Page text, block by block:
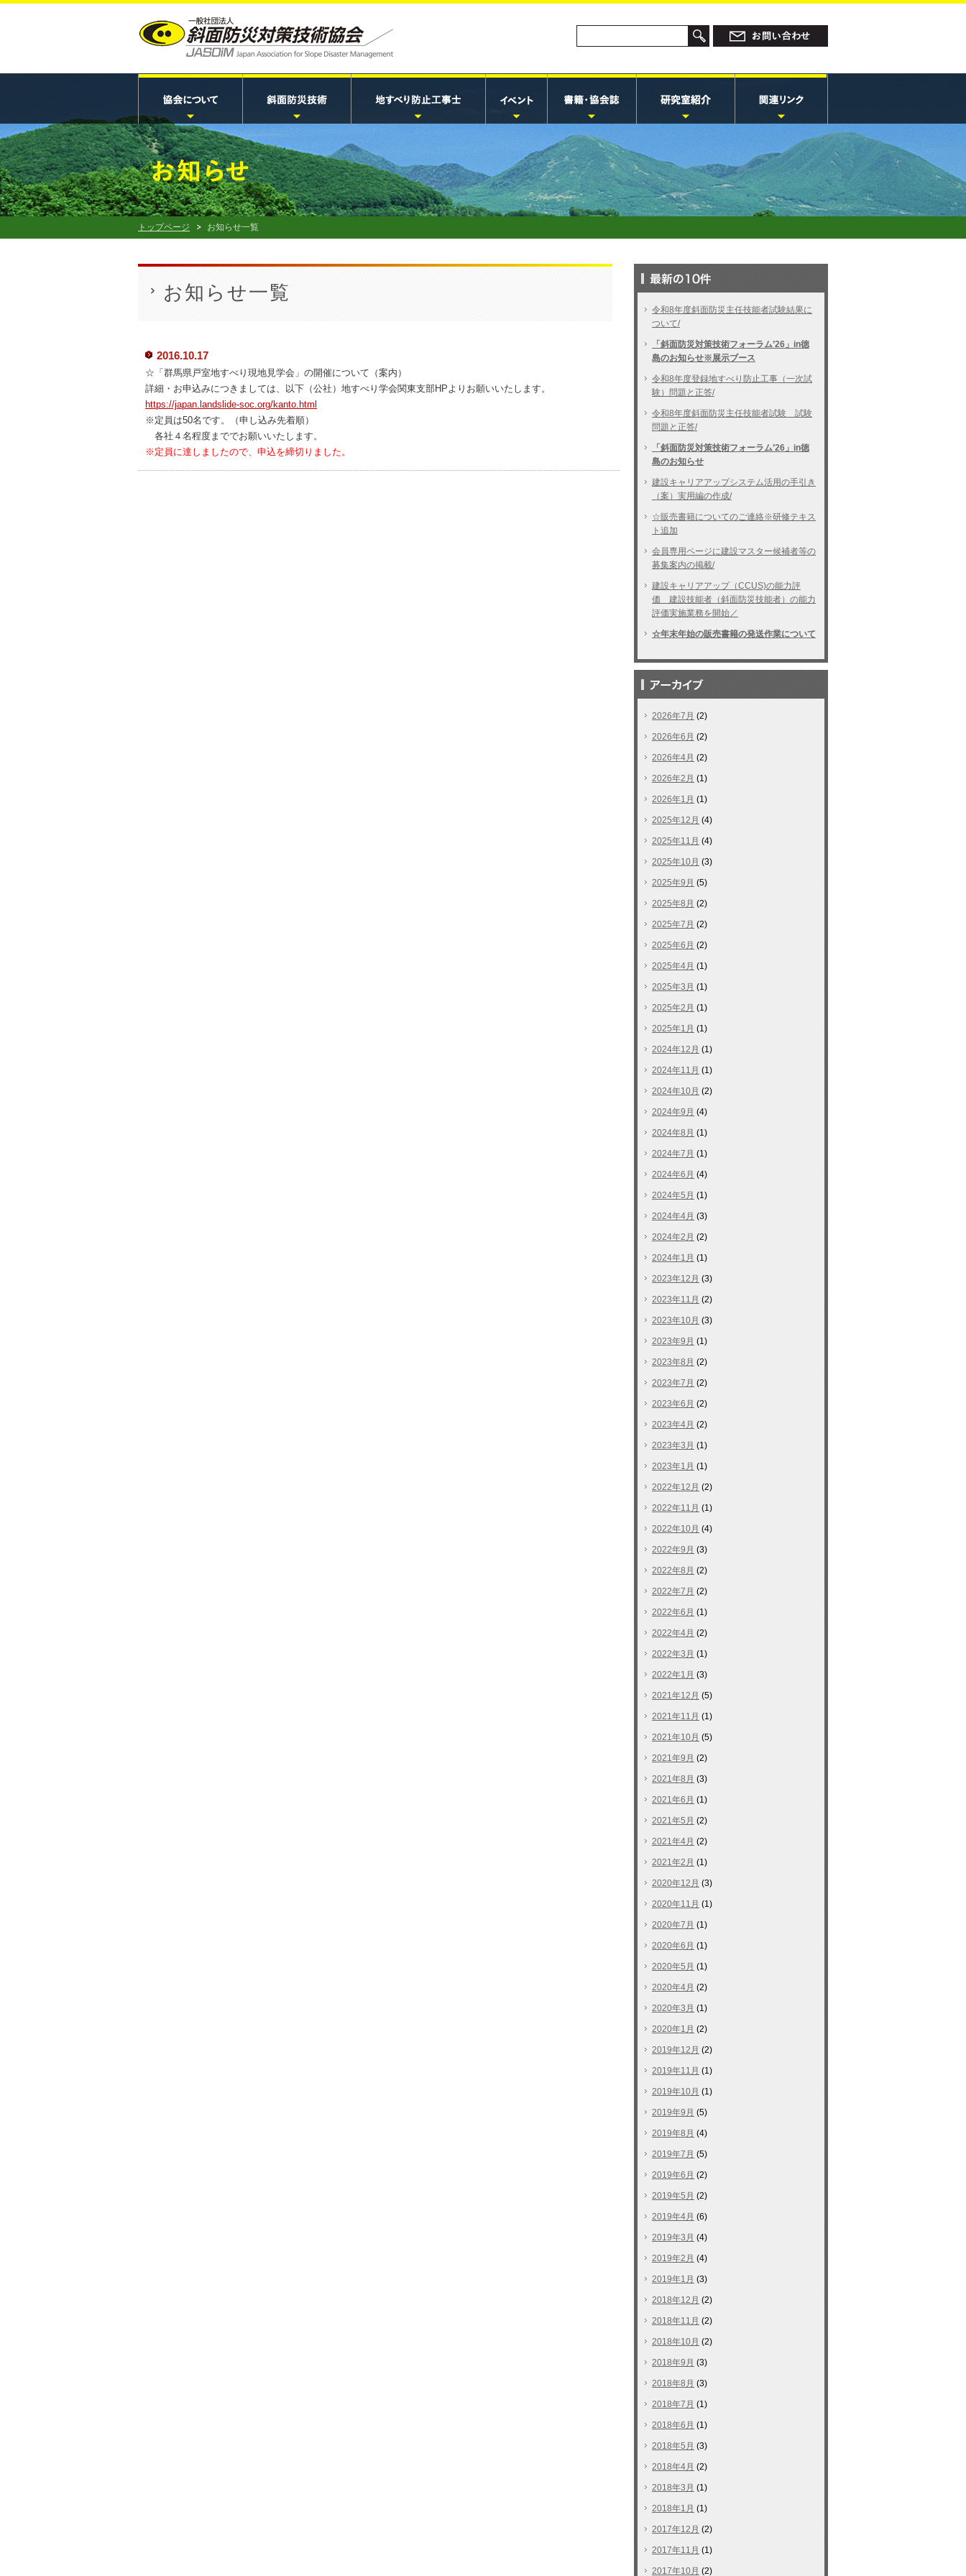
トップページ お知らせ一覧
お知らせ一覧
2016.10.17
☆「群馬県戸室地すべり現地見学会」の開催について（案内）
詳細・お申込みにつきましては、以下（公社）地すべり学会関東支部HPよりお願いいたします。
https://japan.landslide-soc.org/kanto.html
※定員は50名です。（申し込み先着順）
各社４名程度まででお願いいたします。
※定員に達しましたので、申込を締切りました。
令和8年度斜面防災主任技能者試験結果に
ついて/
「斜面防災対策技術フォーラム’26」in徳
島のお知らせ※展示ブース
令和8年度登録地すべり防止工事（一次試
験）問題と正答/
令和8年度斜面防災主任技能者試験 試験
問題と正答/
「斜面防災対策技術フォーラム’26」in徳
島のお知らせ
建設キャリアアップシステム活用の手引き
（案）実用編の作成/
☆販売書籍についてのご連絡※研修テキス
ト追加
会員専用ページに建設マスター候補者等の
募集案内の掲載/
建設キャリアアップ（CCUS)の能力評
価 建設技能者（斜面防災技能者）の能力
評価実施業務を開始／
☆年末年始の販売書籍の発送作業について
2026年7月 (2)
2026年6月 (2)
2026年4月 (2)
2026年2月 (1)
2026年1月 (1)
2025年12月 (4)
2025年11月 (4)
2025年10月 (3)
2025年9月 (5)
2025年8月 (2)
2025年7月 (2)
2025年6月 (2)
2025年4月 (1)
2025年3月 (1)
2025年2月 (1)
2025年1月 (1)
2024年12月 (1)
2024年11月 (1)
2024年10月 (2)
2024年9月 (4)
2024年8月 (1)
2024年7月 (1)
2024年6月 (4)
2024年5月 (1)
2024年4月 (3)
2024年2月 (2)
2024年1月 (1)
2023年12月 (3)
2023年11月 (2)
2023年10月 (3)
2023年9月 (1)
2023年8月 (2)
2023年7月 (2)
2023年6月 (2)
2023年4月 (2)
2023年3月 (1)
2023年1月 (1)
2022年12月 (2)
2022年11月 (1)
2022年10月 (4)
2022年9月 (3)
2022年8月 (2)
2022年7月 (2)
2022年6月 (1)
2022年4月 (2)
2022年3月 (1)
2022年1月 (3)
2021年12月 (5)
2021年11月 (1)
2021年10月 (5)
2021年9月 (2)
2021年8月 (3)
2021年6月 (1)
2021年5月 (2)
2021年4月 (2)
2021年2月 (1)
2020年12月 (3)
2020年11月 (1)
2020年7月 (1)
2020年6月 (1)
2020年5月 (1)
2020年4月 (2)
2020年3月 (1)
2020年1月 (2)
2019年12月 (2)
2019年11月 (1)
2019年10月 (1)
2019年9月 (5)
2019年8月 (4)
2019年7月 (5)
2019年6月 (2)
2019年5月 (2)
2019年4月 (6)
2019年3月 (4)
2019年2月 (4)
2019年1月 (3)
2018年12月 (2)
2018年11月 (2)
2018年10月 (2)
2018年9月 (3)
2018年8月 (3)
2018年7月 (1)
2018年6月 (1)
2018年5月 (3)
2018年4月 (2)
2018年3月 (1)
2018年1月 (1)
2017年12月 (2)
2017年11月 (1)
2017年10月 (2)